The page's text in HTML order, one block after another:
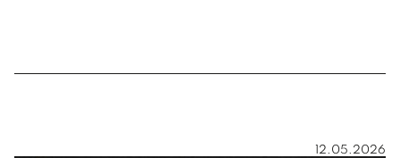
12.05.2026